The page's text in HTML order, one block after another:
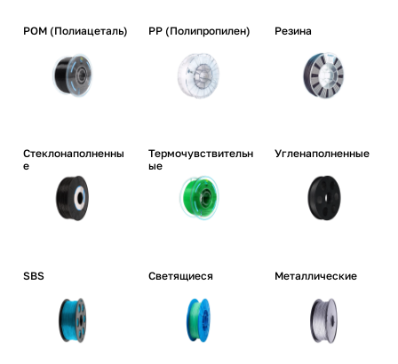
POM (Полиацеталь) PP (Полипропилен) Резина
Стеклонаполненны
е
Термочувствительн
ые
Угленаполненные
SBS Светящиеся Металлические